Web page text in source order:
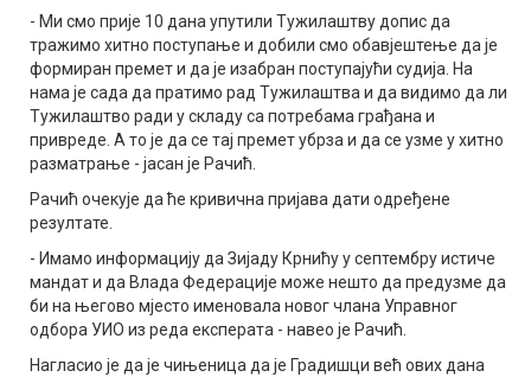
- Ми смо прије 10 дана упутили Тужилаштву допис да
тражимо хитно поступање и добили смо обавјештење да је
формиран премет и да је изабран поступајући судија. На
нама је сада да пратимо рад Тужилаштва и да видимо да ли
Тужилаштво ради у складу са потребама грађана и
привреде. А то је да се тај премет убрза и да се узме у хитно
разматрање - јасан је Рачић.
Рачић очекује да ће кривична пријава дати одређене
резултате.
- Имамо информацију да Зијаду Крнићу у септембру истиче
мандат и да Влада Федерације може нешто да предузме да
би на његово мјесто именовала новог члана Управног
одбора УИО из реда експерата - навео је Рачић.
Нагласио је да је чињеница да је Градишци већ ових дана